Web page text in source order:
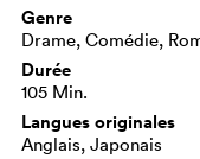
Genre
Drame, Comédie,
Durée
105 Min.
Langues originales
Anglais, Japonais